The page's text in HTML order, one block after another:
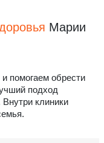
Марии
помогаем обрести
подход
клиники